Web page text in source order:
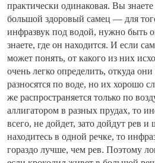
практически одинаковая. Вы
большой здоровый самец — для
инфразвук под водой, нужно
знаете, где он находится. И если
может понять, от какого из них
очень легко определить, откуда
разносятся по воде, но их хорошо
же распространяется только по
аллигатором в разных прудах, то
всего, не дойдет, зато дойдут рев
находитесь в одной речке, то
гораздо лучше, чем рев. Поэтому